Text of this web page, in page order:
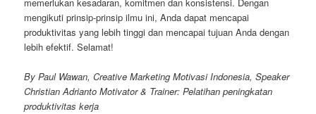
mengikuti prinsip-prinsip ilmu ini, Anda dapat mencapai
produktivitas yang lebih tinggi dan mencapai tujuan Anda dengan
lebih efektif. Selamat!
By Paul Wawan, Creative Marketing Motivasi Indonesia, Speaker
Christian Adrianto Motivator & Trainer: Pelatihan peningkatan
produktivitas kerja